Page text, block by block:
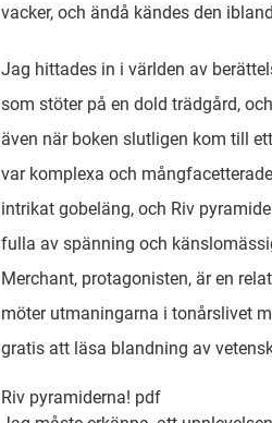
vacker, och ändå kändes den
Jag hittades in i världen av
som stöter på en dold trädgård,
även när boken slutligen kom till
var komplexa och
intrikat gobeläng, och Riv
fulla av spänning och
Merchant, protagonisten, är en
möter utmaningarna i tonårslivet
gratis att läsa blandning av
Riv pyramiderna! pdf